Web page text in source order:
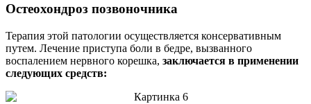
Остеохондроз позвоночника
Терапия этой патологии осуществляется консервативным
путем. Лечение приступа боли в бедре, вызванного
воспалением нервного корешка, заключается в применении
следующих средств: